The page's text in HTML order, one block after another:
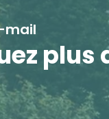
mail
plus